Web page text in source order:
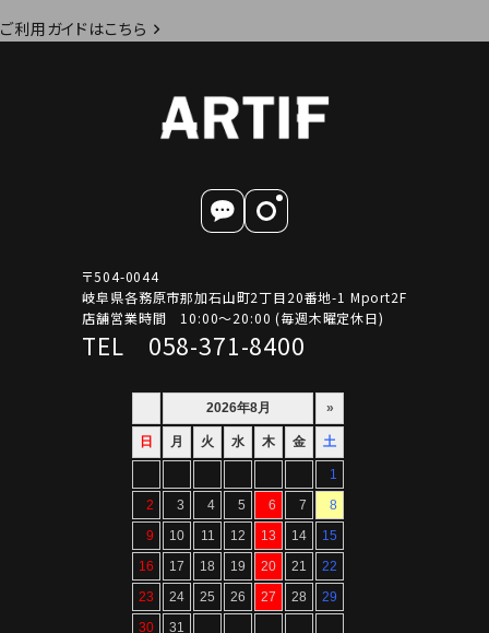
ご利用ガイドはこちら
〒504-0044
岐阜県各務原市那加石山町2丁目20番地-1 Mport2F
店舗営業時間 10:00～20:00 (毎週木曜定休日)
TEL 058-371-8400